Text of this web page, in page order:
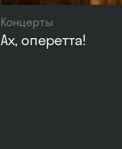
Концерты
Ах, оперетта!